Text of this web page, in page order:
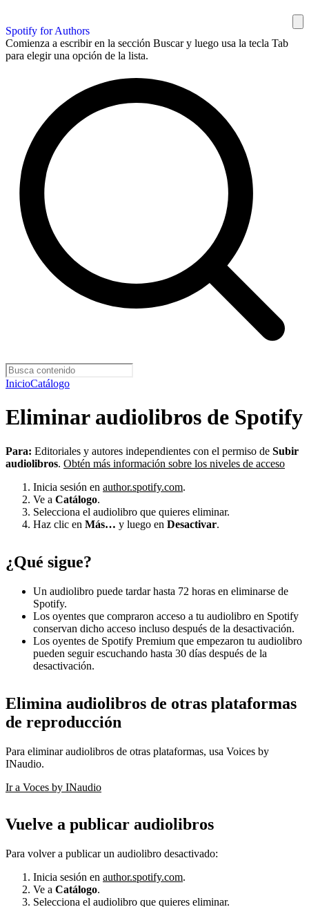
Spotify for Authors
Comienza a escribir en la sección Buscar y luego usa la tecla Tab
para elegir una opción de la lista.
InicioCatálogo
Eliminar audiolibros de Spotify
Para: Editoriales y autores independientes con el permiso de Subir
audiolibros. Obtén más información sobre los niveles de acceso
Inicia sesión en author.spotify.com.
Ve a Catálogo.
Selecciona el audiolibro que quieres eliminar.
Haz clic en Más… y luego en Desactivar.
¿Qué sigue?
Un audiolibro puede tardar hasta 72 horas en eliminarse de
Spotify.
Los oyentes que compraron acceso a tu audiolibro en Spotify
conservan dicho acceso incluso después de la desactivación.
Los oyentes de Spotify Premium que empezaron tu audiolibro
pueden seguir escuchando hasta 30 días después de la
desactivación.
Elimina audiolibros de otras plataformas
de reproducción
Para eliminar audiolibros de otras plataformas, usa Voices by
INaudio.
Ir a Voces by INaudio
Vuelve a publicar audiolibros
Para volver a publicar un audiolibro desactivado:
Inicia sesión en author.spotify.com.
Ve a Catálogo.
Selecciona el audiolibro que quieres eliminar.